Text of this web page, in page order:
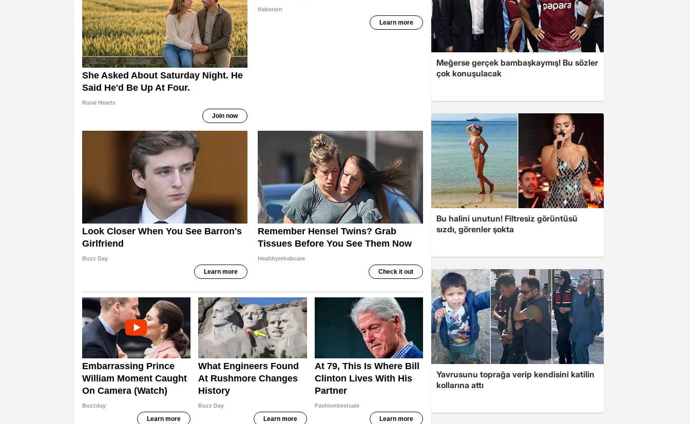
Meğerse gerçek bambaşkaymış! Bu sözler
çok konuşulacak
Bu halini unutun! Filtresiz görüntüsü
sızdı, görenler şokta
Yavrusunu toprağa verip kendisini katilin
kollarına attı